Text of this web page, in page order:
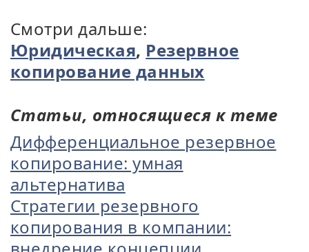
Смотри дальше:
Юридическая, Резервное
копирование данных
Статьи, относящиеся к теме
Дифференциальное резервное
копирование: умная
альтернатива
Стратегии резервного
копирования в компании: